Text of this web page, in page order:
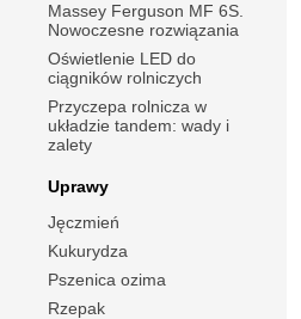
Massey Ferguson MF 6S.
Nowoczesne rozwiązania
Oświetlenie LED do
ciągników rolniczych
Przyczepa rolnicza w
układzie tandem: wady i
zalety
Uprawy
Jęczmień
Kukurydza
Pszenica ozima
Rzepak